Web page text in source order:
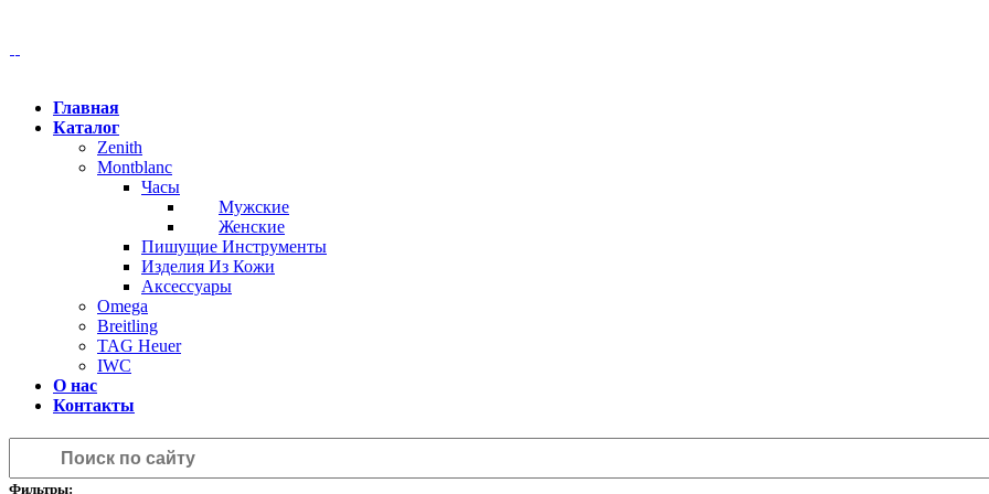
Главная
Каталог
Zenith
Montblanc
Часы
Мужские
Женские
Пишущие Инструменты
Изделия Из Кожи
Аксессуары
Omega
Breitling
TAG Heuer
IWC
О нас
Контакты
Фильтры: